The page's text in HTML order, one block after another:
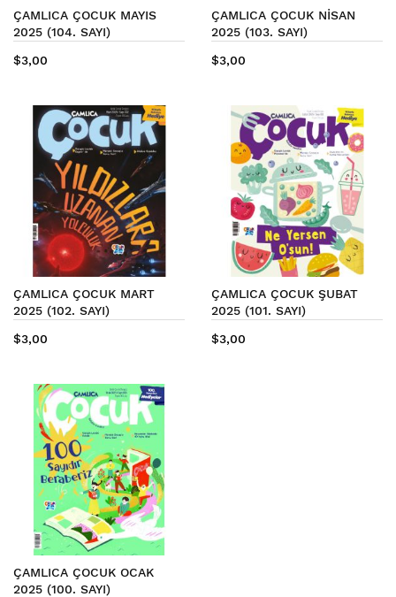
ÇAMLICA ÇOCUK MAYIS
2025 (104. SAYI)
$3,00
ÇAMLICA ÇOCUK NİSAN
2025 (103. SAYI)
$3,00
ÇAMLICA ÇOCUK MART
2025 (102. SAYI)
$3,00
ÇAMLICA ÇOCUK ŞUBAT
2025 (101. SAYI)
$3,00
ÇAMLICA ÇOCUK OCAK
2025 (100. SAYI)